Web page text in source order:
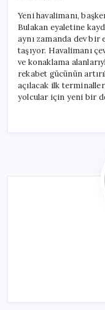
Yeni havalimanı,
Bulakan eyaletine
aynı zamanda dev bir
taşıyor. Havalimanı
ve konaklama
rekabet gücünün
açılacak ilk
yolcular için yeni bir